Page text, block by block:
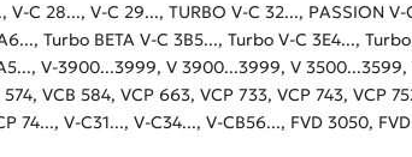
C 28..., V-C 29..., TURBO V-C 32..., PASSION
Turbo BETA V-C 3B5..., Turbo V-C 3E4...,
V-3900...3999, V 3900...3999, V
VCB 584, VCP 663, VCP 733, VCP 743, VCP
74..., V-C31..., V-C34..., V-CB56..., FVD 3050,